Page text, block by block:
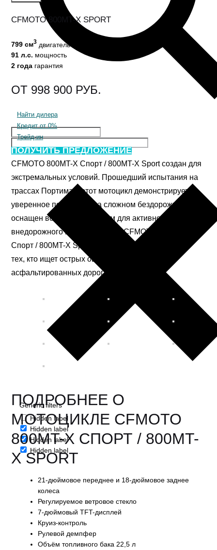
Generic filters
Hidden label
Hidden label
Hidden label
Hidden label
CFMOTO 800MT-X SPORT
799 см3 двигатель
91 л.с. мощность
2 года гарантия
998 900
Найти дилера
Кредит от 0%
Трейд-ин
ПОЛУЧИТЬ ПРЕДЛОЖЕНИЕ
CFMOTO 800MT-X Спорт / 800MT-X Sport создан для
экстремальных условий. Прошедший испытания на
трассах Портимао, этот мотоцикл демонстрирует
уверенное поведение на сложном бездорожье. Он
оснащен всем необходимым для активного
внедорожного использования. CFMOTO 800MT-X
Спорт / 800MT-X Sport — надежный мотоцикл для
тех, кто ищет острых ощущений за пределами
асфальтированных дорог.
ПОДРОБНЕЕ О
МОТОЦИКЛЕ CFMOTO
800MT-X СПОРТ / 800MT-
X SPORT
21-дюймовое переднее и 18-дюймовое заднее
колеса
Регулируемое ветровое стекло
7-дюймовый TFT-дисплей
Круиз-контроль
Рулевой демпфер
Объём топливного бака 22,5 л